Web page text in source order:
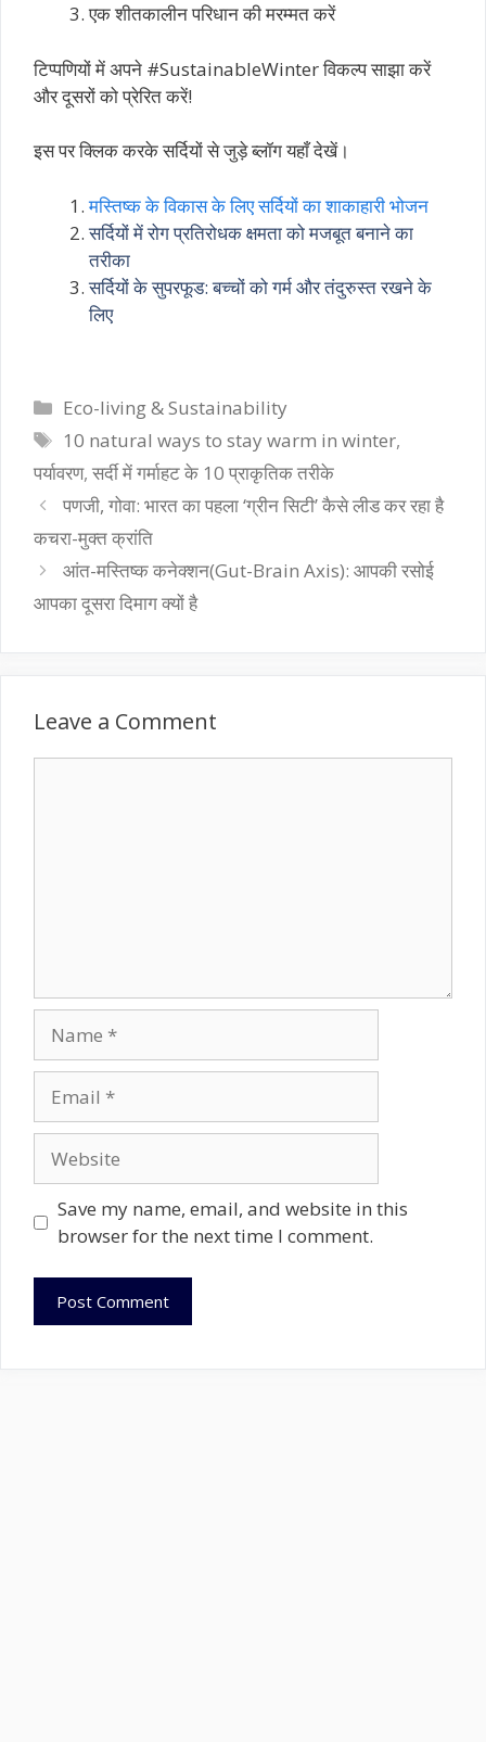
एक शीतकालीन परिधान की मरम्मत करें
टिप्पणियों में अपने #SustainableWinter विकल्प साझा करें
और दूसरों को प्रेरित करें!
इस पर क्लिक करके सर्दियों से जुड़े ब्लॉग यहाँ देखें।
मस्तिष्क के विकास के लिए सर्दियों का शाकाहारी भोजन
सर्दियों में रोग प्रतिरोधक क्षमता को मजबूत बनाने का
तरीका
सर्दियों के सुपरफूड: बच्चों को गर्म और तंदुरुस्त रखने के
लिए
Categories
Eco-living & Sustainability
Tags
10 natural ways to stay warm in winter,
पर्यावरण, सर्दी में गर्माहट के 10 प्राकृतिक तरीके
पणजी, गोवा: भारत का पहला ‘ग्रीन सिटी’ कैसे लीड कर रहा है
कचरा-मुक्त क्रांति
आंत-मस्तिष्क कनेक्शन(Gut-Brain Axis): आपकी रसोई
आपका दूसरा दिमाग क्यों है
Leave a Comment
Save my name, email, and website in this
browser for the next time I comment.